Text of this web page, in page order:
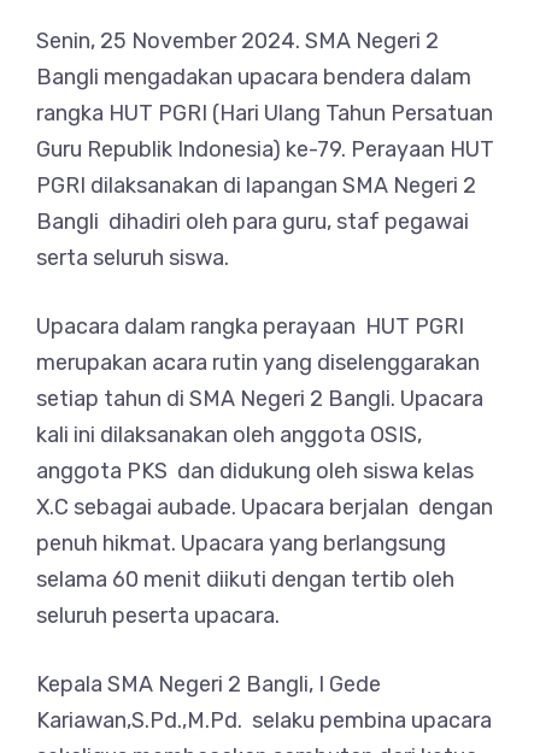
Senin, 25 November 2024. SMA Negeri 2
Bangli mengadakan upacara bendera dalam
rangka HUT PGRI (Hari Ulang Tahun Persatuan
Guru Republik Indonesia) ke-79. Perayaan HUT
PGRI dilaksanakan di lapangan SMA Negeri 2
Bangli dihadiri oleh para guru, staf pegawai
serta seluruh siswa.
Upacara dalam rangka perayaan HUT PGRI
merupakan acara rutin yang diselenggarakan
setiap tahun di SMA Negeri 2 Bangli. Upacara
kali ini dilaksanakan oleh anggota OSIS,
anggota PKS dan didukung oleh siswa kelas
X.C sebagai aubade. Upacara berjalan dengan
penuh hikmat. Upacara yang berlangsung
selama 60 menit diikuti dengan tertib oleh
seluruh peserta upacara.
Kepala SMA Negeri 2 Bangli, I Gede
Kariawan,S.Pd.,M.Pd. selaku pembina upacara